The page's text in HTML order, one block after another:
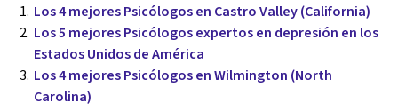
Los 4 mejores Psicólogos en Castro Valley (California)
Los 5 mejores Psicólogos expertos en depresión en los
Estados Unidos de América
Los 4 mejores Psicólogos en Wilmington (North
Carolina)